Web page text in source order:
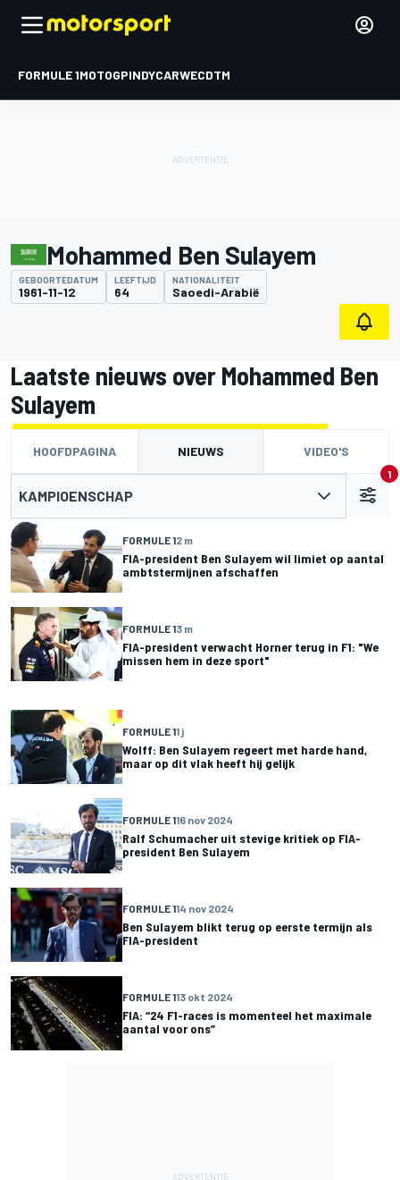
FORMULE 1MOTOGPINDYCARWECDTM
Mohammed Ben Sulayem
GEBOORTEDATUM
1961-11-12
LEEFTIJD
64
NATIONALITEIT
Saoedi-Arabië
Laatste nieuws over Mohammed Ben
Sulayem
HOOFDPAGINA NIEUWS VIDEO'S
KAMPIOENSCHAP
1
FORMULE 12 m
FIA-president Ben Sulayem wil limiet op aantal
ambtstermijnen afschaffen
FORMULE 13 m
FIA-president verwacht Horner terug in F1: "We
missen hem in deze sport"
FORMULE 11 j
Wolff: Ben Sulayem regeert met harde hand,
maar op dit vlak heeft hij gelijk
FORMULE 116 nov 2024
Ralf Schumacher uit stevige kritiek op FIA-
president Ben Sulayem
FORMULE 114 nov 2024
Ben Sulayem blikt terug op eerste termijn als
FIA-president
FORMULE 113 okt 2024
FIA: “24 F1-races is momenteel het maximale
aantal voor ons”